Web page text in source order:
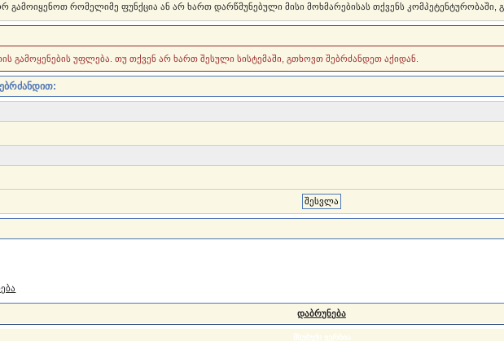
რომელიმე ფუნქცია ან არ ხართ დარწმუნებული მისი მოხმარებისას თქვენს
გამოყენების უფლება. თუ თქვენ არ ხართ შესული სისტემაში, გთხოვთ შებრძანდეთ აქიდან.
დაბრუნება
მსუბუქი ვერსია